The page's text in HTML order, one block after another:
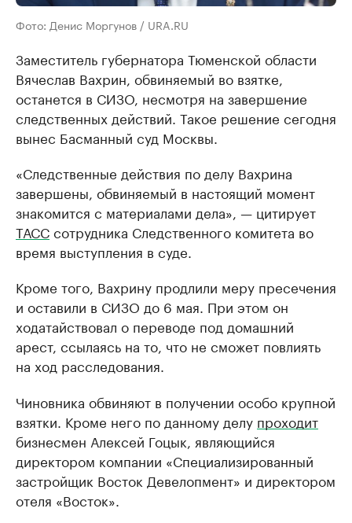
Фото: Денис Моргунов / URA.RU
Заместитель губернатора Тюменской области
Вячеслав Вахрин, обвиняемый во взятке,
останется в СИЗО, несмотря на завершение
следственных действий. Такое решение сегодня
вынес Басманный суд Москвы.
«Следственные действия по делу Вахрина
завершены, обвиняемый в настоящий момент
знакомится с материалами дела», — цитирует
ТАССсотрудника Следственного комитета во
время выступления в суде.
Кроме того, Вахрину продлили меру пресечения
и оставили в СИЗО до 6 мая. При этом он
ходатайствовал о переводе под домашний
арест, ссылаясь на то, что не сможет повлиять
на ход расследования.
Чиновника обвиняют в получении особо крупной
взятки. Кроме него по данному делу проходит
бизнесмен Алексей Гоцык, являющийся
директором компании «Специализированный
застройщик Восток Девелопмент» и директором
отеля «Восток».